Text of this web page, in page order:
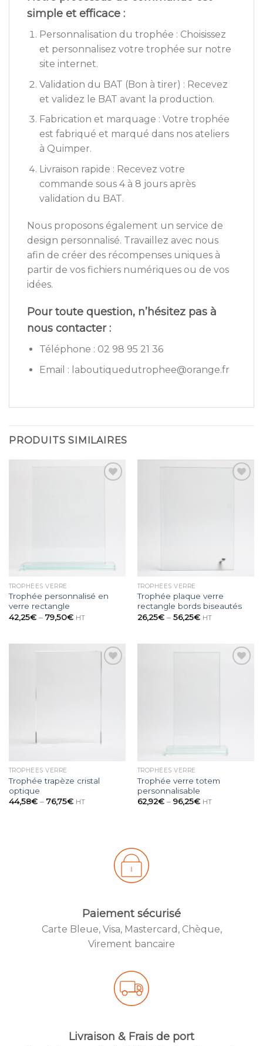
simple et efficace :
Personnalisation du trophée : Choisissez
et personnalisez votre trophée sur notre
site internet.
Validation du BAT (Bon à tirer) : Recevez
et validez le BAT avant la production.
Fabrication et marquage : Votre trophée
est fabriqué et marqué dans nos ateliers
à Quimper.
Livraison rapide : Recevez votre
commande sous 4 à 8 jours après
validation du BAT.
Nous proposons également un service de
design personnalisé. Travaillez avec nous
afin de créer des récompenses uniques à
partir de vos fichiers numériques ou de vos
idées.
Pour toute question, n’hésitez pas à
nous contacter :
Téléphone : 02 98 95 21 36
Email : laboutiquedutrophee@orange.fr
PRODUITS SIMILAIRES
TROPHÉES VERRE
Trophée personnalisé en
verre rectangle
42,25€– 79,50€ HT
TROPHÉES VERRE
Trophée plaque verre
rectangle bords biseautés
26,25€– 56,25€ HT
TROPHÉES VERRE
Trophée trapèze cristal
optique
44,58€– 76,75€ HT
TROPHÉES VERRE
Trophée verre totem
personnalisable
62,92€– 96,25€ HT
Created by
from the
Paiement sécurisé
Carte Bleue, Visa, Mastercard, Chèque,
Virement bancaire
Livraison & Frais de port